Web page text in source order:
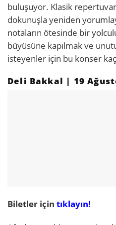
buluşuyor. Klasik
dokunuşla yeniden
notaların ötesinde bir
büyüsüne kapılmak ve
isteyenler için bu konser
Deli Bakkal | 19
Biletler için tıklayın!